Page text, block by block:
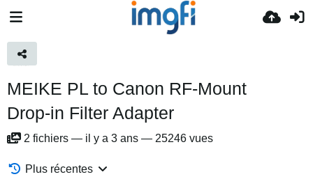
MEIKE PL to Canon RF-Mount
Drop-in Filter Adapter
2 fichiers — il y a 3 ans — 25246 vues
Plus récentes